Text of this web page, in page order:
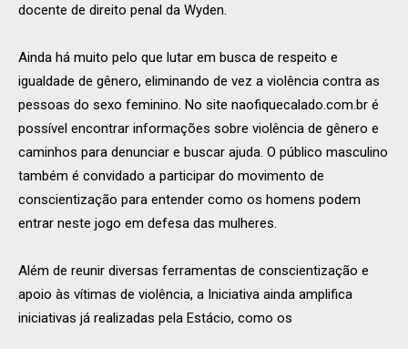
docente de direito penal da Wyden.
Ainda há muito pelo que lutar em busca de respeito e
igualdade de gênero, eliminando de vez a violência contra as
pessoas do sexo feminino. No site naofiquecalado.com.br é
possível encontrar informações sobre violência de gênero e
caminhos para denunciar e buscar ajuda. O público masculino
também é convidado a participar do movimento de
conscientização para entender como os homens podem
entrar neste jogo em defesa das mulheres.
Além de reunir diversas ferramentas de conscientização e
apoio às vítimas de violência, a Iniciativa ainda amplifica
iniciativas já realizadas pela Estácio, como os